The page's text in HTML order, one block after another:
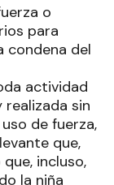
o
para
condena del
actividad
realizada sin
de fuerza,
que,
incluso,
la niña